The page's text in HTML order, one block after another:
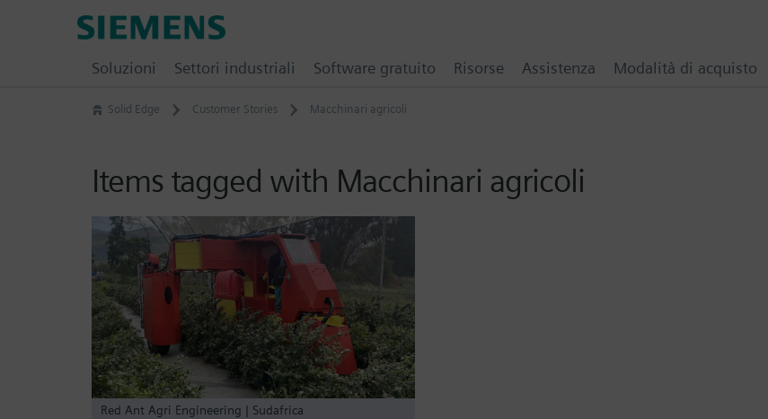
Solid Edge Customer Stories Macchinari agricoli
Items tagged with Macchinari agricoli
Red Ant Agri Engineering | Sudafrica
Soluzioni Settori industriali Software gratuito Risorse Assistenza Modalità di acquisto